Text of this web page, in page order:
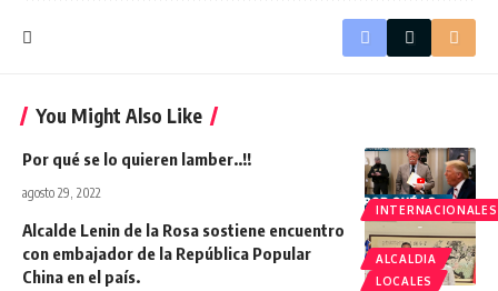
You Might Also Like
INTERNACIONALES
Por qué se lo quieren lamber..!!
agosto 29, 2022
ALCALDIA
LOCALES
Alcalde Lenin de la Rosa sostiene encuentro
con embajador de la República Popular
China en el país.